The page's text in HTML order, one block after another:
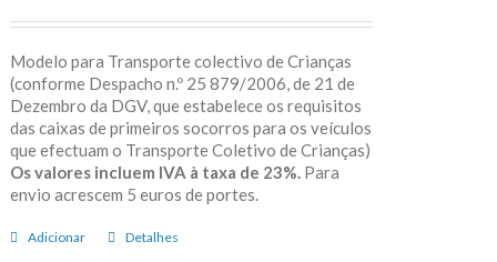
Modelo para Transporte colectivo de Crianças
(conforme Despacho n.º 25 879/2006, de 21 de
Dezembro da DGV, que estabelece os requisitos
das caixas de primeiros socorros para os veículos
que efectuam o Transporte Coletivo de Crianças)
Os valores incluem IVA à taxa de 23%. Para
envio acrescem 5 euros de portes.
Adicionar Detalhes